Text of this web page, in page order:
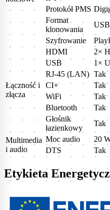
Protokół PMS
Format
klonowania
Szyfrowanie
Łączność i
złącza
HDMI
2×
USB
1×
RJ-45 (LAN) Tak
CI+
Tak
WiFi
Tak
Bluetooth
Tak
Głośnik
łazienkowy
Tak
Multimedia
i audio
Moc audio
20
DTS
Tak
Etykieta